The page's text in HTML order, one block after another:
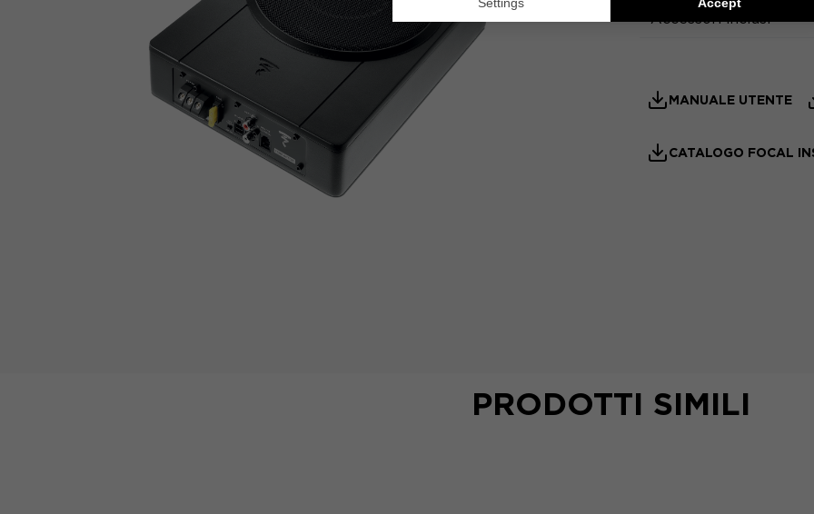
Accessori inclusi
MANUALE UTENTE
CATALOGO FOCAL
PRODOTTI SIMILI